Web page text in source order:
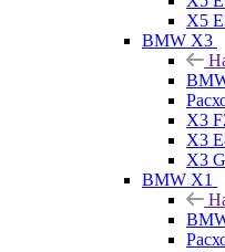
X5
BMW X3
X3
X3
X3
BMW X1